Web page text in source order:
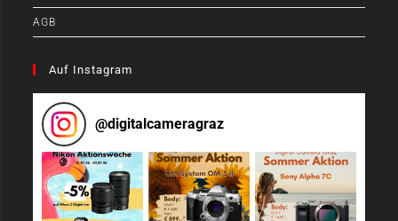
AGB
Auf Instagram
@digitalcameragraz